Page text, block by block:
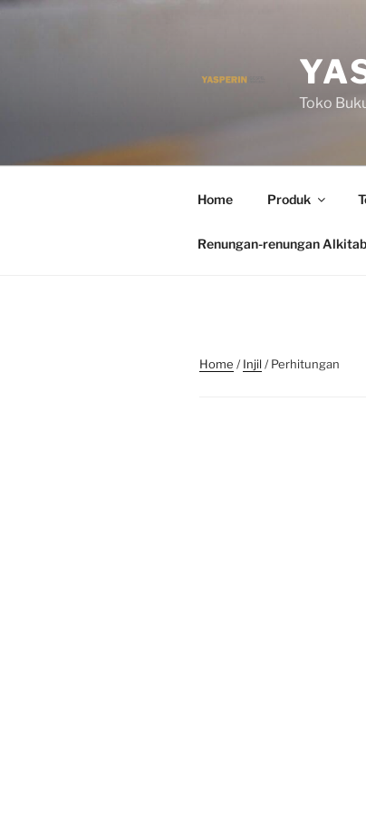
Skip
Toko
Home Produk
Renungan-renungan
Home /Injil/ Perhitungan